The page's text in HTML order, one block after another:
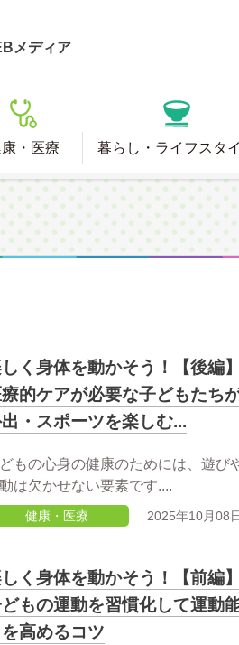
メディア
・医療 暮らし・ライフスタ
く身体を動かそう！【後編
療的ケアが必要な子どもたち
・スポーツを楽しむ...
もの心身の健康のためには、遊び
は欠かせない要素です....
健康・医療 2025年10月08
く身体を動かそう！【前編
もの運動を習慣化して運動
高めるコツ